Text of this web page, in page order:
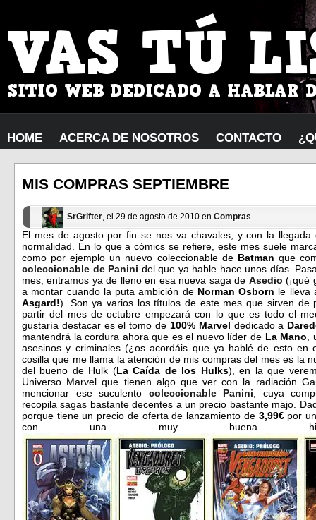
HOME ACERCA DE NOSOTROS CONTACTO
MIS COMPRAS SEPTIEMBRE
SrGrifter, el 29 de agosto de 2010 en Compras
El mes de agosto por fin se nos va chavales, y con la
normalidad. En lo que a cómics se refiere, este mes suele
como por ejemplo un nuevo coleccionable de Batman que
coleccionable de Panini del que ya hable hace unos días.
mes, entramos ya de lleno en esa nueva saga de Asedio (¡qué
a montar cuando la puta ambición de Norman Osborn le lleva
Asgard!). Son ya varios los títulos de este mes que sirven de
partir del mes de octubre empezará con lo que es todo el
gustaría destacar es el tomo de 100% Marvel dedicado a
mantendrá la cordura ahora que es el nuevo líder de La Mano
asesinos y criminales (¿os acordáis que ya hablé de esto
cosilla que me llama la atención de mis compras del mes es la
del bueno de Hulk (La Caída de los Hulks), en la que
Universo Marvel que tienen algo que ver con la radiación
mencionar ese suculento coleccionable Panini , cuya
recopila sagas bastante decentes a un precio bastante majo.
porque tiene un precio de oferta de lanzamiento de 3,99€ por
con una muy buena